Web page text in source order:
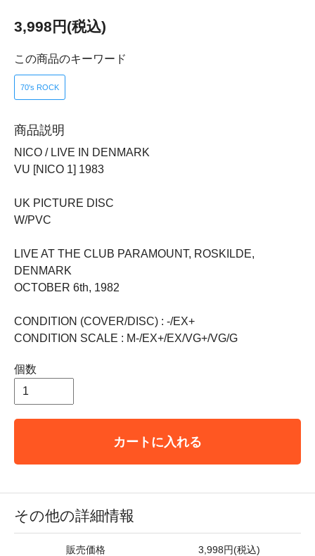
3,998円(税込)
この商品のキーワード
70's ROCK
商品説明
NICO / LIVE IN DENMARK
VU [NICO 1] 1983
UK PICTURE DISC
W/PVC
LIVE AT THE CLUB PARAMOUNT, ROSKILDE,
DENMARK
OCTOBER 6th, 1982
CONDITION (COVER/DISC) : -/EX+
CONDITION SCALE : M-/EX+/EX/VG+/VG/G
個数
カートに入れる
その他の詳細情報
販売価格 3,998円(税込)